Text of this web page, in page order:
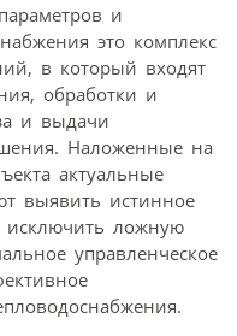
и
это комплекс
в который входят
обработки и
и выдачи
Наложенные на
актуальные
выявить истинное
исключить ложную
управленческое